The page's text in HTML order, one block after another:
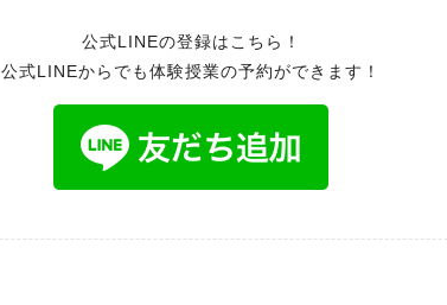
公式LINEの登録はこちら！
公式LINEからでも体験授業の予約ができます！